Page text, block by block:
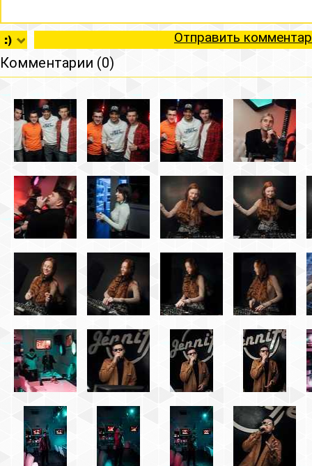
Отправить
Комментарии (0)